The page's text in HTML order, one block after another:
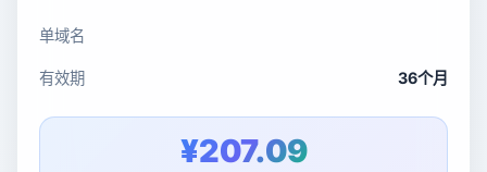
单域名
有效期 36个月
¥207.09